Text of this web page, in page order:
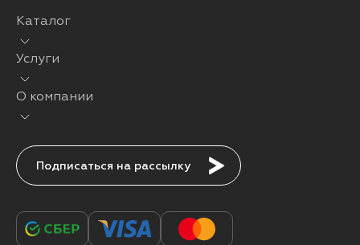
Каталог
Услуги
О компании
Подписаться